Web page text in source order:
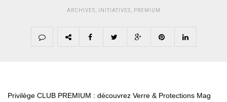
ARCHIVES INITIATIVES PREMIUM
Privilège CLUB PREMIUM : découvrez Verre & Protections Mag